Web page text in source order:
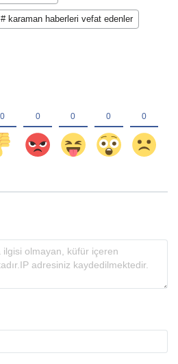
# karaman haberleri vefat edenler